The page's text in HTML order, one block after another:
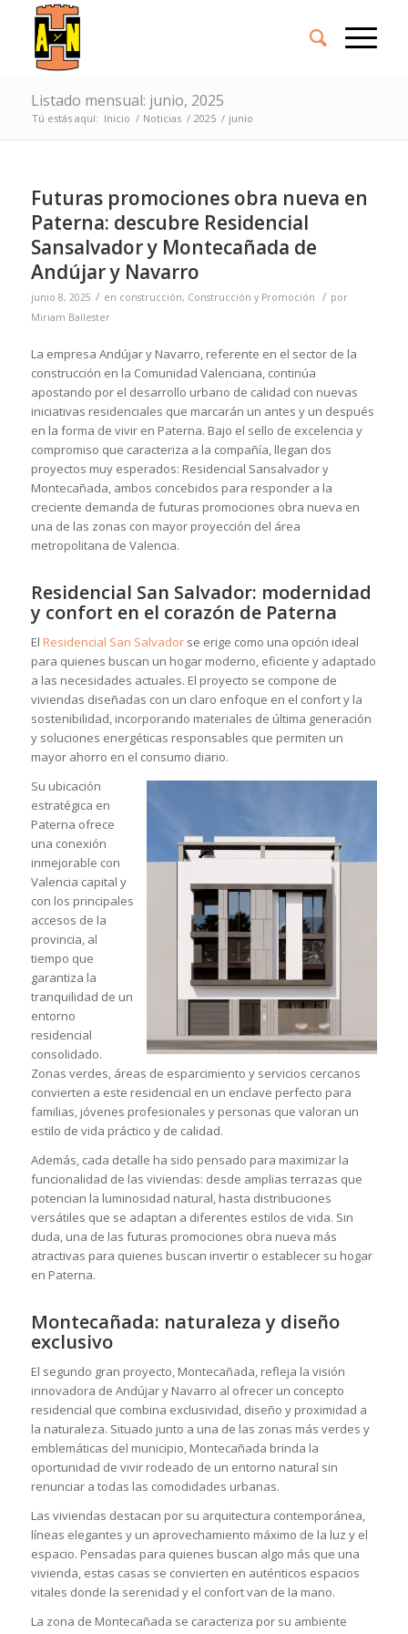
Listado mensual: junio, 2025
Tú estás aquí: Inicio / Noticias / 2025 / junio
Futuras promociones obra nueva en
Paterna: descubre Residencial
Sansalvador y Montecañada de
Andújar y Navarro
junio 8, 2025 / en construcción, Construcción y Promoción / por
Miriam Ballester
La empresa Andújar y Navarro, referente en el sector de la
construcción en la Comunidad Valenciana, continúa
apostando por el desarrollo urbano de calidad con nuevas
iniciativas residenciales que marcarán un antes y un después
en la forma de vivir en Paterna. Bajo el sello de excelencia y
compromiso que caracteriza a la compañía, llegan dos
proyectos muy esperados: Residencial Sansalvador y
Montecañada, ambos concebidos para responder a la
creciente demanda de futuras promociones obra nueva en
una de las zonas con mayor proyección del área
metropolitana de Valencia.
Residencial San Salvador: modernidad
y confort en el corazón de Paterna
El Residencial San Salvadorse erige como una opción ideal
para quienes buscan un hogar moderno, eficiente y adaptado
a las necesidades actuales. El proyecto se compone de
viviendas diseñadas con un claro enfoque en el confort y la
sostenibilidad, incorporando materiales de última generación
y soluciones energéticas responsables que permiten un
mayor ahorro en el consumo diario.
Su ubicación
estratégica en
Paterna ofrece
una conexión
inmejorable con
Valencia capital y
con los principales
accesos de la
provincia, al
tiempo que
garantiza la
tranquilidad de un
entorno
residencial
consolidado.
Zonas verdes, áreas de esparcimiento y servicios cercanos
convierten a este residencial en un enclave perfecto para
familias, jóvenes profesionales y personas que valoran un
estilo de vida práctico y de calidad.
Además, cada detalle ha sido pensado para maximizar la
funcionalidad de las viviendas: desde amplias terrazas que
potencian la luminosidad natural, hasta distribuciones
versátiles que se adaptan a diferentes estilos de vida. Sin
duda, una de las futuras promociones obra nueva más
atractivas para quienes buscan invertir o establecer su hogar
en Paterna.
Montecañada: naturaleza y diseño
exclusivo
El segundo gran proyecto, Montecañada, refleja la visión
innovadora de Andújar y Navarro al ofrecer un concepto
residencial que combina exclusividad, diseño y proximidad a
la naturaleza. Situado junto a una de las zonas más verdes y
emblemáticas del municipio, Montecañada brinda la
oportunidad de vivir rodeado de un entorno natural sin
renunciar a todas las comodidades urbanas.
Las viviendas destacan por su arquitectura contemporánea,
líneas elegantes y un aprovechamiento máximo de la luz y el
espacio. Pensadas para quienes buscan algo más que una
vivienda, estas casas se convierten en auténticos espacios
vitales donde la serenidad y el confort van de la mano.
La zona de Montecañada se caracteriza por su ambiente